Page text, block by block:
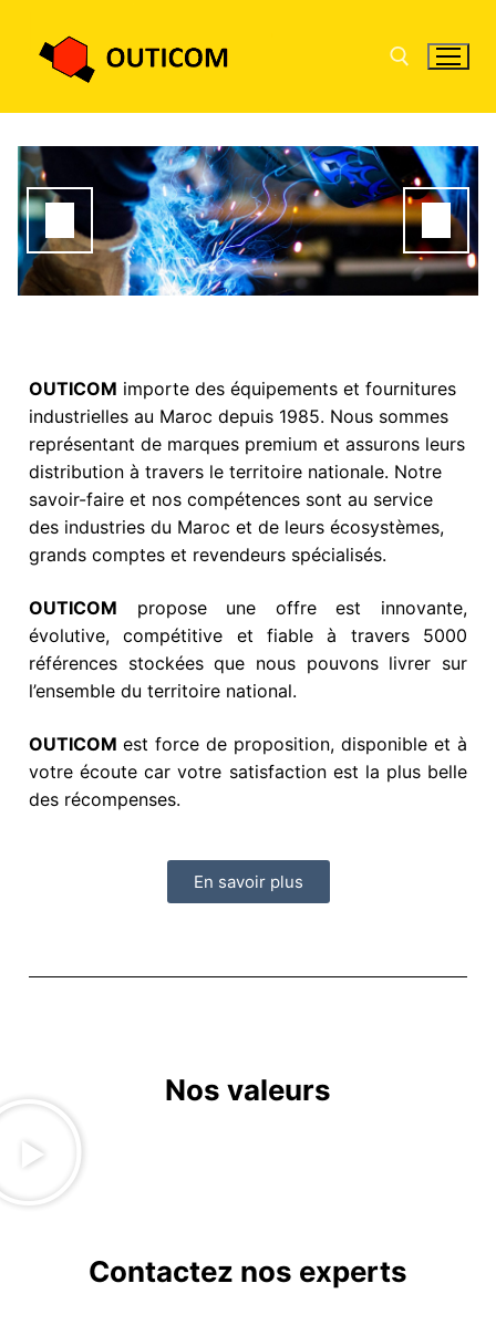
OUTICOM importe des équipements et fournitures
industrielles au Maroc depuis 1985. Nous sommes
représentant de marques premium et assurons leurs
distribution à travers le territoire nationale. Notre
savoir-faire et nos compétences sont au service
des industries du Maroc et de leurs écosystèmes,
grands comptes et revendeurs spécialisés.
OUTICOM propose une offre est innovante,
évolutive, compétitive et fiable à travers 5000
références stockées que nous pouvons livrer sur
l’ensemble du territoire national.
OUTICOM est force de proposition, disponible et à
votre écoute car votre satisfaction est la plus belle
des récompenses.
En savoir plus
Nos valeurs
Contactez nos experts